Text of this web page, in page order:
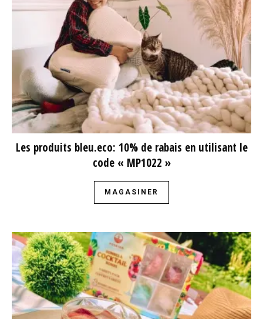
Les produits bleu.eco: 10% de rabais en utilisant le
code « MP1022 »
MAGASINER